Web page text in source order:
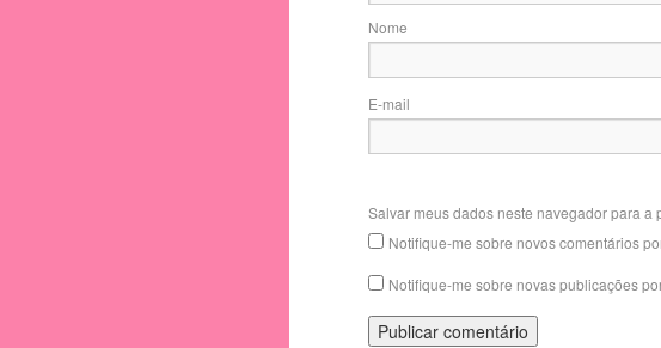
Nome
E-mail
Salvar meus dados neste navegador para a
Notifique-me sobre novos comentários
Notifique-me sobre novas publicações